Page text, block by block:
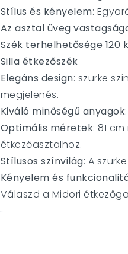
Stílus és kényelem:
Az asztal üveg
Szék terhelhetősége 120
Silla étkezőszék
Elegáns design: szürke
megjelenés.
Kiváló minőségű anyagok
Optimális méretek:81
étkezőasztalhoz.
Stílusos színvilág: A
Kényelem és
Válaszd a Midori